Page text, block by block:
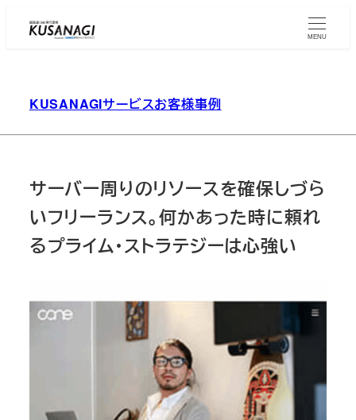
Skip
MENU
KUSANAGIサービスお客様事例
サーバー周りのリソースを確保しづら
いフリーランス。何かあった時に頼れ
るプライム・ストラテジーは心強い